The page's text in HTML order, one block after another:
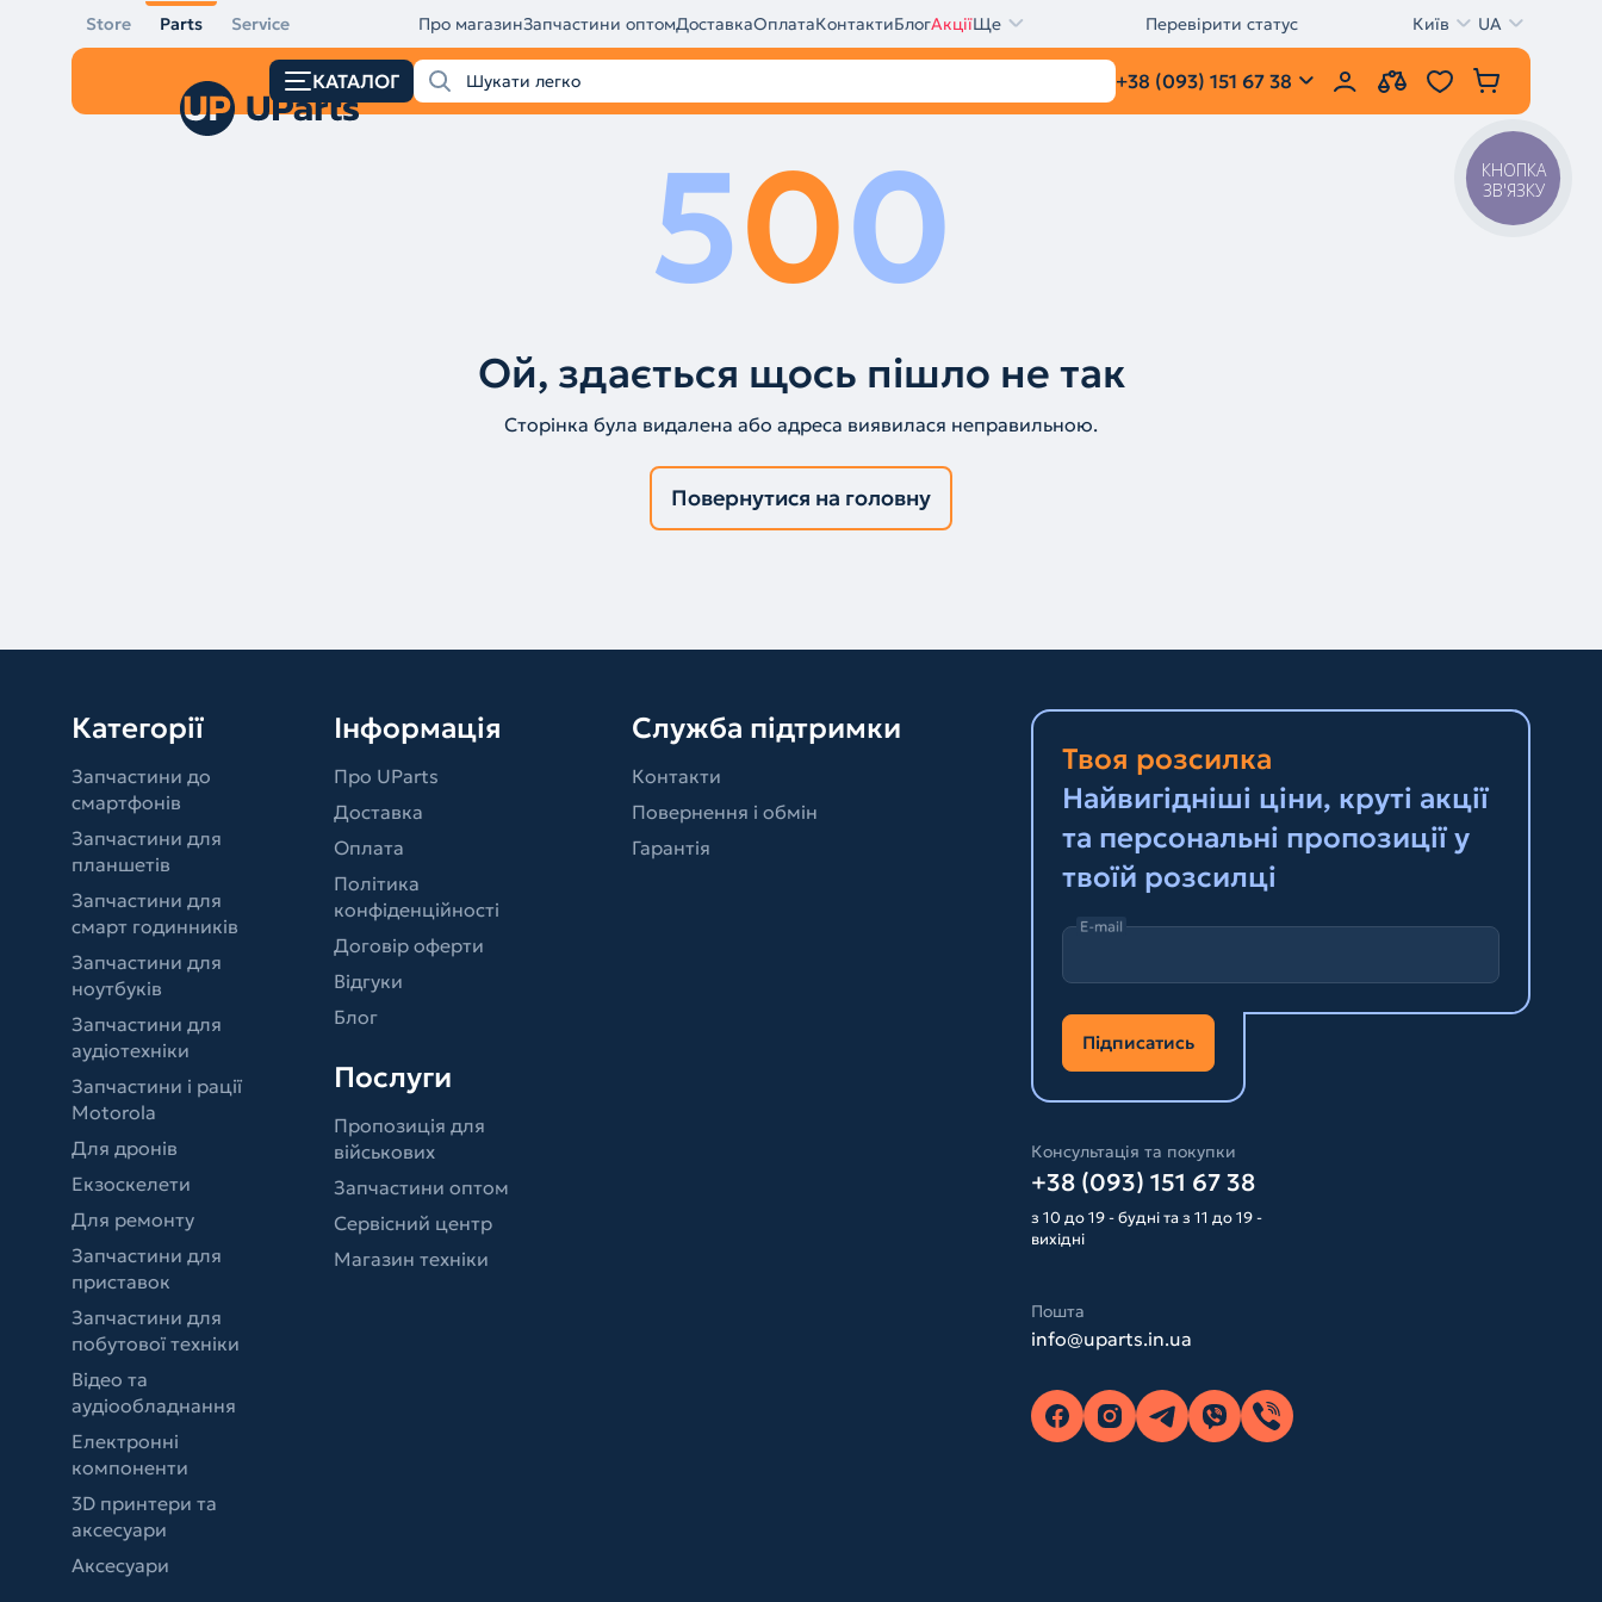
Store Parts Service Про магазинЗапчастини оптомДоставкаОплатаКонтактиБлогАкціїЩе Перевірити статус Київ UA
КАТАЛОГ +38 (093) 151 67 38
500
Ой, здається щось пішло не так
Сторінка була видалена або адреса виявилася неправильною.
Повернутися на головну
Категорії
Запчастини до
смартфонів
Запчастини для
планшетів
Запчастини для
смарт годинників
Запчастини для
ноутбуків
Запчастини для
аудіотехніки
Запчастини і рації
Motorola
Для дронів
Екзоскелети
Для ремонту
Запчастини для
приставок
Запчастини для
побутової техніки
Відео та
аудіообладнання
Електронні
компоненти
3D принтери та
аксесуари
Аксесуари
Інформація
Про UParts
Доставка
Оплата
Політика
конфіденційності
Договір оферти
Відгуки
Блог
Послуги
Пропозиція для
військових
Запчастини оптом
Сервісний центр
Магазин техніки
Служба підтримки
Контакти
Повернення і обмін
Гарантія
Твоя розсилка
Найвигідніші ціни, круті акції
та персональні пропозиції у
твоїй розсилці
E-mail
Підписатись
Консультація та покупки
+38 (093) 151 67 38
з 10 до 19 - будні та з 11 до 19 -
вихідні
Пошта
info@uparts.in.ua
КНОПКА
ЗВ'ЯЗКУ